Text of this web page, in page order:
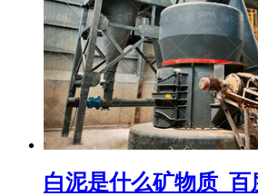
白泥是什么矿物质_百